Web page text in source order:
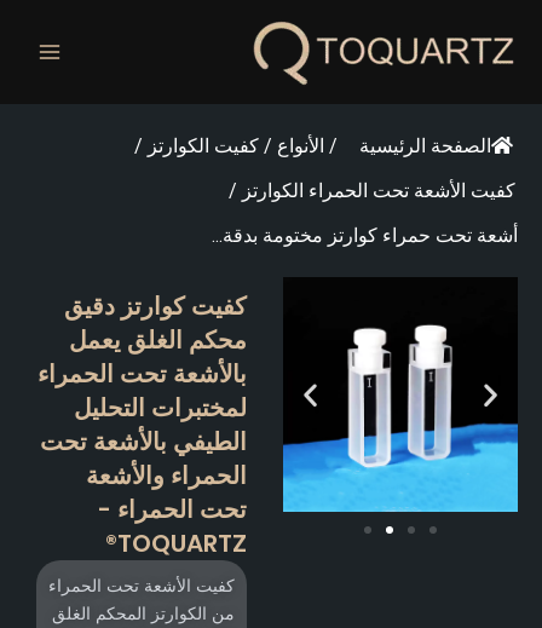
الصفحة الرئيسية الأنواع / كفيت الكوارتز /
كفيت الأشعة تحت الحمراء الكوارتز /
أشعة تحت حمراء كوارتز مختومة بدقة...
كفيت كوارتز دقيق
محكم الغلق يعمل
بالأشعة تحت الحمراء
لمختبرات التحليل
الطيفي بالأشعة تحت
الحمراء والأشعة
تحت الحمراء -
TOQUARTZ®
كفيت الأشعة تحت الحمراء
من الكوارتز المحكم الغلق